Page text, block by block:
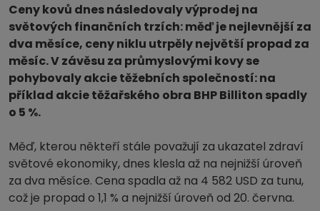
Ceny kovů dnes následovaly výprodej na
světových finančních trzích: měď je nejlevnější za
dva měsíce, ceny niklu utrpěly největší propad za
měsíc. V závěsu za průmyslovými kovy se
pohybovaly akcie těžebních společností: na
příklad akcie těžařského obra BHP Billiton spadly
o 5 %.
Měď, kterou někteří stále považují za ukazatel zdraví
světové ekonomiky, dnes klesla až na nejnižší úroveň
za dva měsíce. Cena spadla až na 4 582 USD za tunu,
což je propad o 1,1 % a nejnižší úroveň od 20. června.